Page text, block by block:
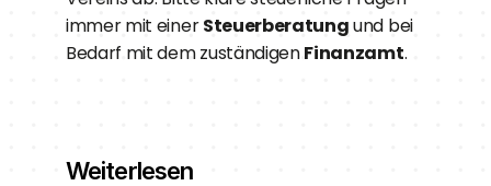
immer mit einer Steuerberatung und bei
Bedarf mit dem zuständigen Finanzamt.
Weiterlesen